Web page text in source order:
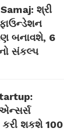
શ્રી
ફાઉન્ડેશન
બનાવશે, 6
સંકલ્પ
કરી શકશે 100